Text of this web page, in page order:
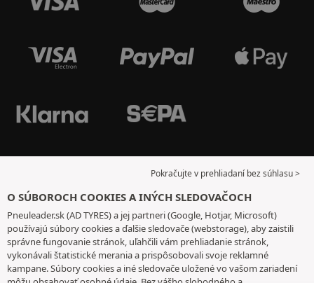
Pokračujte v prehliadaní bez súhlasu >
O SÚBOROCH COOKIES A INÝCH SLEDOVAČOCH
Pneuleader.sk (AD TYRES) a jej partneri (Google, Hotjar, Microsoft)
používajú súbory cookies a ďalšie sledovače (webstorage), aby zaistili
správne fungovanie stránok, uľahčili vám prehliadanie stránok,
vykonávali štatistické merania a prispôsobovali svoje reklamné
kampane. Súbory cookies a iné sledovače uložené vo vašom zariadení